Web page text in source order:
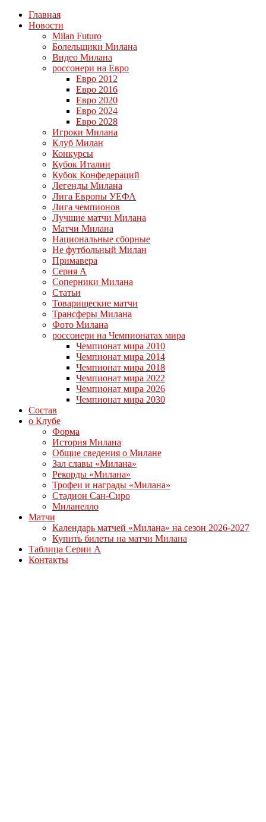
Главная
Новости
Milan Futuro
Болельщики Милана
Видео Милана
россонери на Евро
Евро 2012
Евро 2016
Евро 2020
Евро 2024
Евро 2028
Игроки Милана
Клуб Милан
Конкурсы
Кубок Италии
Кубок Конфедераций
Легенды Милана
Лига Европы УЕФА
Лига чемпионов
Лучшие матчи Милана
Матчи Милана
Национальные сборные
Не футбольный Милан
Примавера
Серия А
Соперники Милана
Статьи
Товарищеские матчи
Трансферы Милана
Фото Милана
россонери на Чемпионатах мира
Чемпионат мира 2010
Чемпионат мира 2014
Чемпионат мира 2018
Чемпионат мира 2022
Чемпионат мира 2026
Чемпионат мира 2030
Состав
о Клубе
Форма
История Милана
Общие сведения о Милане
Зал славы «Милана»
Рекорды «Милана»
Трофеи и награды «Милана»
Стадион Сан-Сиро
Миланелло
Матчи
Календарь матчей «Милана» на сезон 2026-2027
Купить билеты на матчи Милана
Таблица Серии А
Контакты